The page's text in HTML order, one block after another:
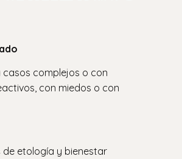
complejos o con
con miedos o con
etología y bienestar